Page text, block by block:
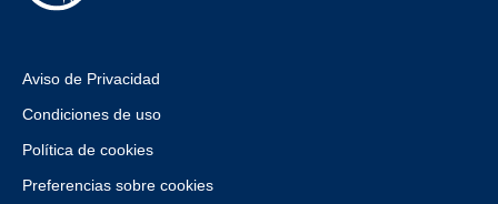
Aviso de Privacidad
Condiciones de uso
Política de cookies
Preferencias sobre cookies